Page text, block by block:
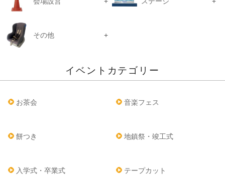
その他
イベントカテゴリー
お茶会 音楽フェス
餅つき 地鎮祭・竣工式
入学式・卒業式 テープカット